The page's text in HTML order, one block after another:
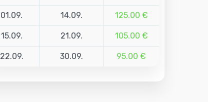
01.09. 14.09. 125.00 €
15.09. 21.09. 105.00 €
22.09. 30.09. 95.00 €